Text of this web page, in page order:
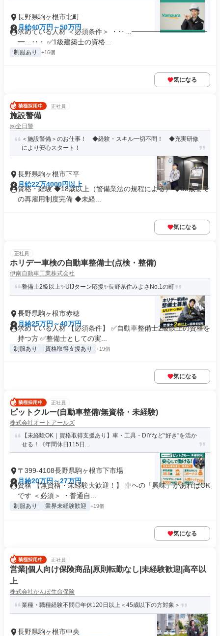
長野県駒ヶ根市北町
月給40万円～50万円
求めている人材 ＜必須条件＞ ・‥…━━━━━━━━━━━
━…‥・ ✅1級建築士の資格...
制服あり +16個
気になる
正社員
施設警備
㈱全日警
＜施設警備＞のお仕事！ ◆経験・スキル一切不問！ ◆充実研修
により安心スタート！
長野県駒ヶ根市下平
月給22万4000円以上
資格・経験 ◆18歳以上（警備業法の規程による） ◆65歳まで
の再雇用制度完備 ◆未経...
気になる
正社員
ホリデー車検の自動車整備士(点検・整備)
伊南自動車工業株式会社
整備士2級以上✨UIJターン応援✨長野県住みよさNo.1の町
長野県駒ヶ根市赤穂
月給25万円～40万円
求めている人材 【必須条件】 ✅自動車整備士2級以上の資格を
持つ方 ✅整備士としての実...
制服あり 資格取得支援あり +19個
気になる
正社員
ピットクルー(自動車整備/無資格・未経験)
株式会社オートアールズ
【未経験OK｜資格取得支援あり】車・工具・DIYなど“好き”を活か
せる！《年間休日115日...
〒399-4108長野県駒ヶ根市下市場
月給20万円～27万円
資格 【無資格・未経験大歓迎！】 車への「興味」があればOK
です ＜必須＞ ・普通自...
制服あり 業界未経験歓迎 +19個
気になる
正社員
営業|個人向け保険商品|原則転勤なし|未経験歓迎|高卒以
上
株式会社かんぽ生命保険
業種・職種経験不問◎年休120日以上＜45歳以下の方対象＞
長野県駒ヶ根市中央